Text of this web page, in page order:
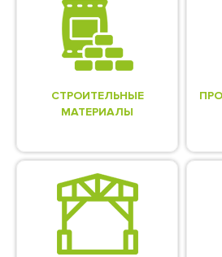
СТРОИТЕЛЬНЫЕ
МАТЕРИАЛЫ